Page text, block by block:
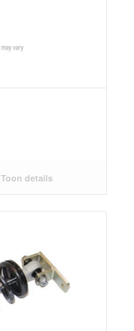
Toon details